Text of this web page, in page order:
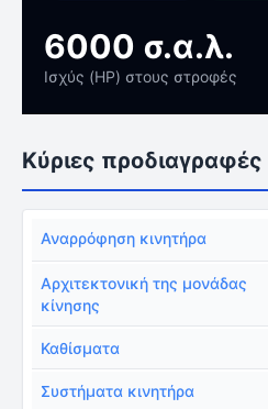
6000 σ.α.λ.
Ισχύς (HP) στους στροφές
Κύριες
Αναρρόφηση κινητήρα
Αρχιτεκτονική της μονάδας
κίνησης
Καθίσματα
Συστήματα κινητήρα